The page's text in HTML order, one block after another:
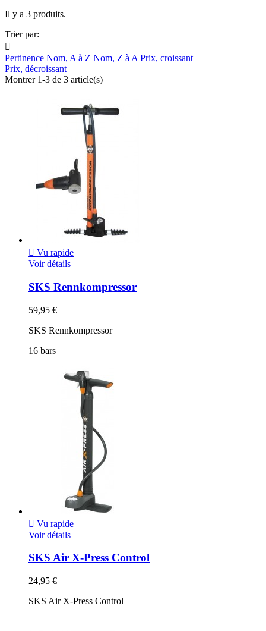
Il y a 3 produits.
Trier par:

Pertinence Nom, A à Z Nom, Z à A Prix, croissant
Prix, décroissant
Montrer 1-3 de 3 article(s)
 Vu rapide
Voir détails
SKS Rennkompressor
59,95 €
SKS Rennkompressor
16 bars
 Vu rapide
Voir détails
SKS Air X-Press Control
24,95 €
SKS Air X-Press Control